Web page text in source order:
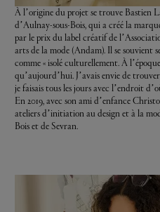
À l’origine du projet se trouve Bastien
d’Aulnay-sous-Bois, qui a créé la
par le prix du label créatif de
arts de la mode (Andam). Il se souvient
comme « isolé culturellement. À
qu’aujourd’hui. J’avais envie de
je faisais tous les jours avec l’endroit
En 2019, avec son ami d’enfance
ateliers d’initiation au design et à la
Bois et de Sevran.